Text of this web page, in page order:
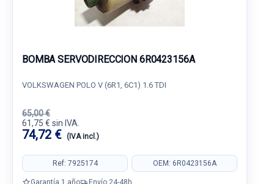
BOMBA SERVODIRECCION 6R0423156A
VOLKSWAGEN POLO V (6R1, 6C1) 1.6 TDI
65,00 €
61,75 € sin IVA.
74,72 € (IVA incl.)
Ref: 7925174 OEM: 6R0423156A
Garantía 1 año Envío 24-48h